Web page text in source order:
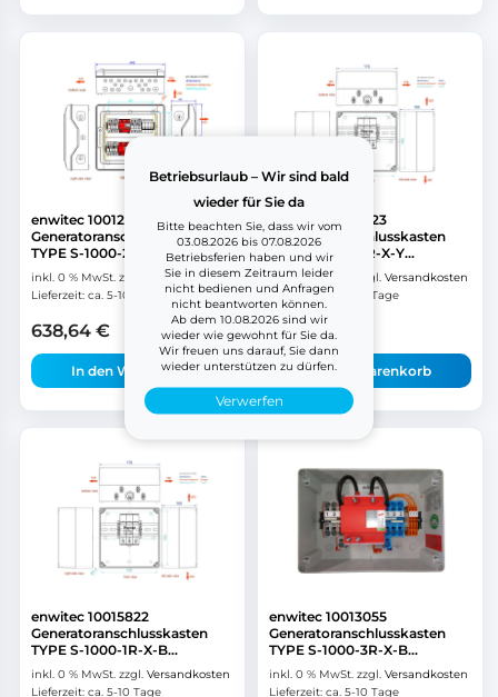
Betriebsurlaub – Wir sind bald
wieder für Sie da
Bitte beachten Sie, dass wir vom
03.08.2026 bis 07.08.2026
Betriebsferien haben und wir
Sie in diesem Zeitraum leider
nicht bedienen und Anfragen
nicht beantworten können.
Ab dem 10.08.2026 sind wir
wieder wie gewohnt für Sie da.
Wir freuen uns darauf, Sie dann
wieder unterstützen zu dürfen.
Verwerfen
enwitec 10012887
Generatoranschlusskasten
TYPE S-1000-2&#215...
inkl. 0 % MwSt. zzgl.
Versandkosten
Lieferzeit: ca. 5-10 Tage
638,64 €
In den Warenkorb
enwitec 10015823
Generatoranschlusskasten
TYPE S-1000-1R-X-Y...
inkl. 0 % MwSt. zzgl. Versandkosten
Lieferzeit:ca. 5-10 Tage
142,84€
In den Warenkorb
enwitec 10015822
Generatoranschlusskasten
TYPE S-1000-1R-X-B...
inkl. 0 % MwSt. zzgl. Versandkosten
Lieferzeit: ca. 5-10 Tage
enwitec 10013055
Generatoranschlusskasten
TYPE S-1000-3R-X-B...
inkl. 0 % MwSt. zzgl. Versandkosten
Lieferzeit: ca. 5-10 Tage